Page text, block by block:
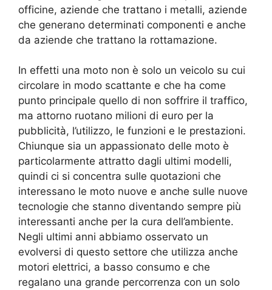
officine, aziende che trattano i metalli, aziende
che generano determinati componenti e anche
da aziende che trattano la rottamazione.
In effetti una moto non è solo un veicolo su cui
circolare in modo scattante e che ha come
punto principale quello di non soffrire il traffico,
ma attorno ruotano milioni di euro per la
pubblicità, l’utilizzo, le funzioni e le prestazioni.
Chiunque sia un appassionato delle moto è
particolarmente attratto dagli ultimi modelli,
quindi ci si concentra sulle quotazioni che
interessano le moto nuove e anche sulle nuove
tecnologie che stanno diventando sempre più
interessanti anche per la cura dell’ambiente.
Negli ultimi anni abbiamo osservato un
evolversi di questo settore che utilizza anche
motori elettrici, a basso consumo e che
regalano una grande percorrenza con un solo